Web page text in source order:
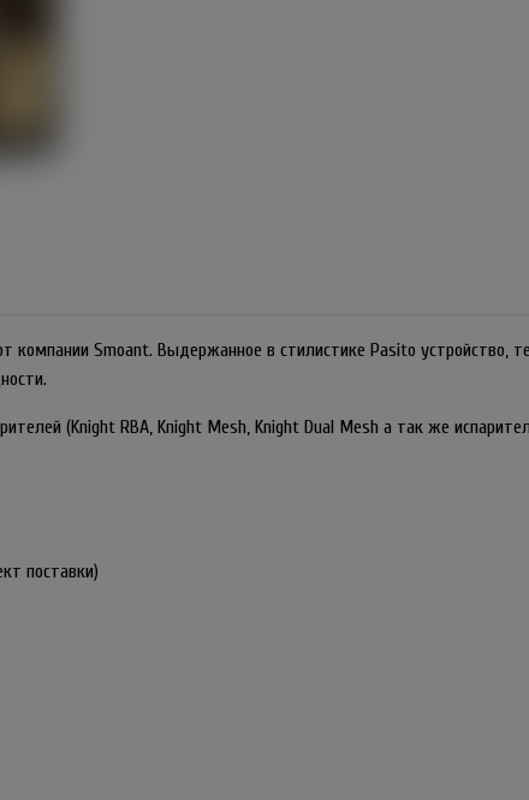
компании Smoant. Выдержанное в стилистике Pasito устройство,
(Knight RBA, Knight Mesh, Knight Dual Mesh а так же
поставки)